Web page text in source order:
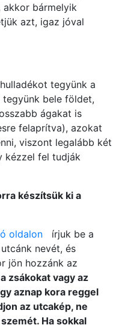
akkor bármelyik
azt, igaz jóval
tegyünk a
tegyünk bele földet,
ágakat is
felaprítva), azokat
viszont legalább két
kézzel fel tudják
készítsük ki a
oldalon
írjuk be a
nevét, és
jön hozzánk az
zsákokat vagy az
aznap kora reggel
az utcakép, ne
Ha sokkal